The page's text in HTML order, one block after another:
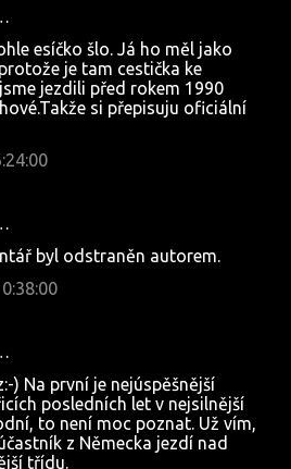
esíčko šlo. Já ho měl jako
je tam cestička ke
jezdili před rokem 1990
si přepisuju oficiální
byl odstraněn autorem.
) Na první je nejúspěšnější
posledních let v nejsilnější
to není moc poznat. Už vím,
z Německa jezdí nad
třídu.